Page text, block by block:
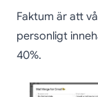
Faktum är att
personligt
40%.